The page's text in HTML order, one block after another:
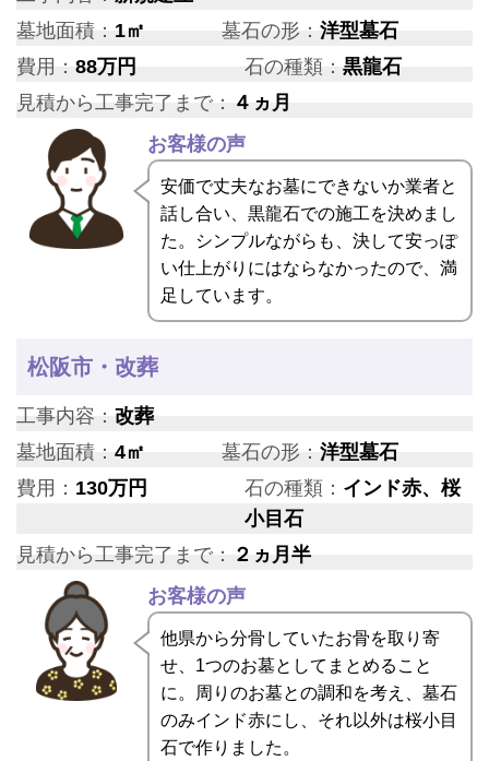
墓地面積： 1㎡ 墓石の形：洋型墓石
費用： 88万円 石の種類： 黒龍石
見積から工事完了まで： ４ヵ月
お客様の声
安価で丈夫なお墓にできないか業者と
話し合い、黒龍石での施工を決めまし
た。シンプルながらも、決して安っぽ
い仕上がりにはならなかったので、満
足しています。
松阪市・改葬
工事内容： 改葬
墓地面積： 4㎡ 墓石の形：洋型墓石
費用： 130万円 石の種類： インド赤、桜
小目石
見積から工事完了まで： ２ヵ月半
お客様の声
他県から分骨していたお骨を取り寄
せ、1つのお墓としてまとめること
に。周りのお墓との調和を考え、墓石
のみインド赤にし、それ以外は桜小目
石で作りました。